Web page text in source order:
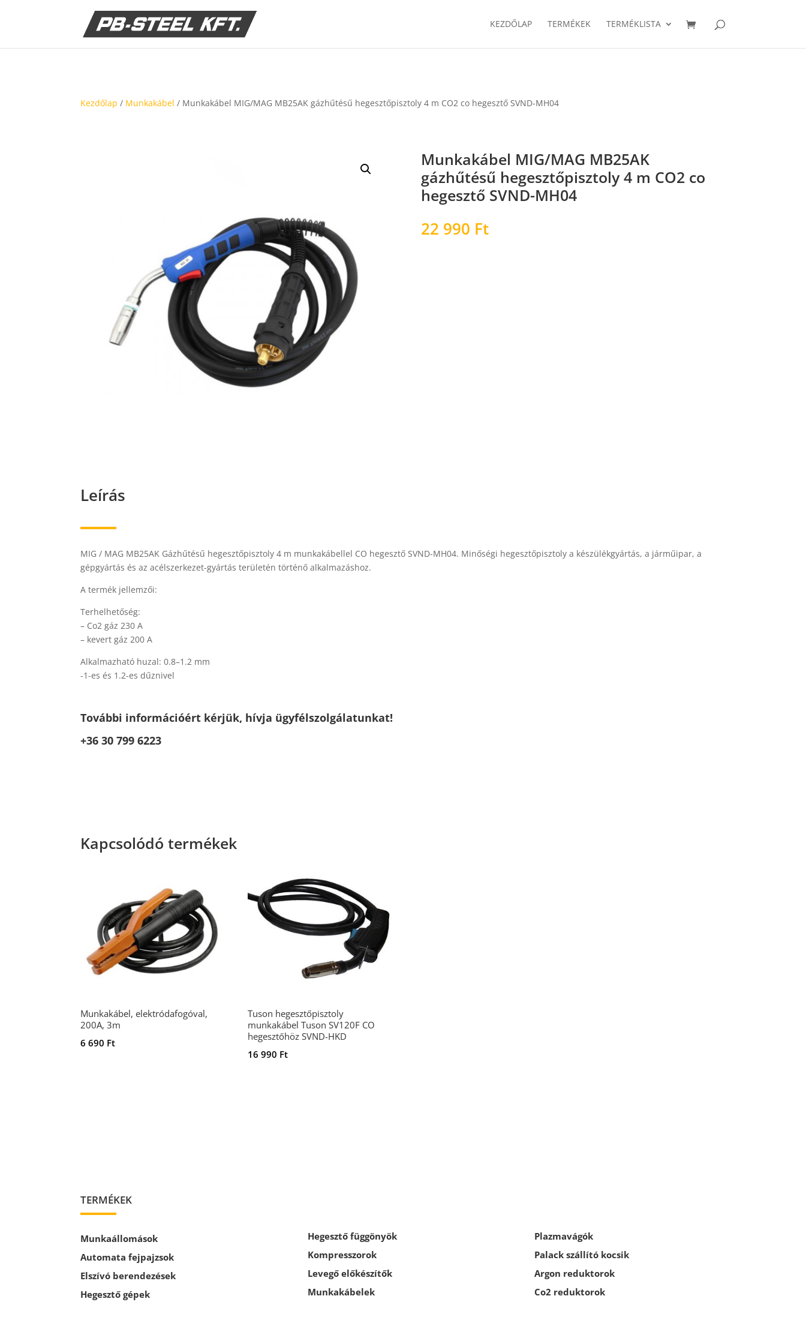
KEZDŐLAP TERMÉKEK TERMÉKLISTA
Kezdőlap / Munkakábel / Munkakábel MIG/MAG MB25AK gázhűtésű hegesztőpisztoly 4 m CO2 co hegesztő SVND-MH04
Munkakábel MIG/MAG MB25AK
gázhűtésű hegesztőpisztoly 4 m CO2 co
hegesztő SVND-MH04
22 990 Ft
Leírás
MIG / MAG MB25AK Gázhűtésű hegesztőpisztoly 4 m munkakábellel CO hegesztő SVND-MH04. Minőségi hegesztőpisztoly a készülékgyártás, a járműipar, a
gépgyártás és az acélszerkezet-gyártás területén történő alkalmazáshoz.
A termék jellemzői:
Terhelhetőség:
– Co2 gáz 230 A
– kevert gáz 200 A
Alkalmazható huzal: 0.8–1.2 mm
-1-es és 1.2-es dűznivel
További információért kérjük, hívja ügyfélszolgálatunkat!
+36 30 799 6223
Kapcsolódó termékek
Munkakábel, elektródafogóval,
200A, 3m
6 690 Ft
Tuson hegesztőpisztoly
munkakábel Tuson SV120F CO
hegesztőhöz SVND-HKD
16 990 Ft
TERMÉKEK
Munkaállomások
Automata fejpajzsok
Elszívó berendezések
Hegesztő gépek
Hegesztő függönyök
Kompresszorok
Levegő előkészítők
Munkakábelek
Plazmavágók
Palack szállító kocsik
Argon reduktorok
Co2 reduktorok